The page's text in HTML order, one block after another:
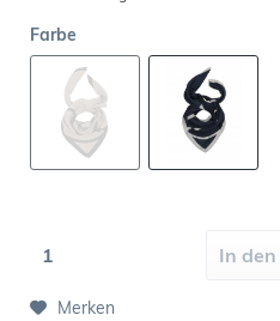
Farbe
In den
Merken